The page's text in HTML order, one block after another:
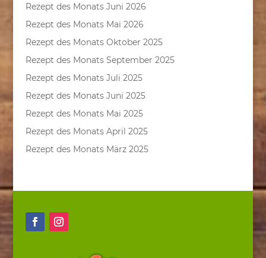
Rezept des Monats Juni 2026
Rezept des Monats Mai 2026
Rezept des Monats Oktober 2025
Rezept des Monats September 2025
Rezept des Monats Juli 2025
Rezept des Monats Juni 2025
Rezept des Monats Mai 2025
Rezept des Monats April 2025
Rezept des Monats März 2025